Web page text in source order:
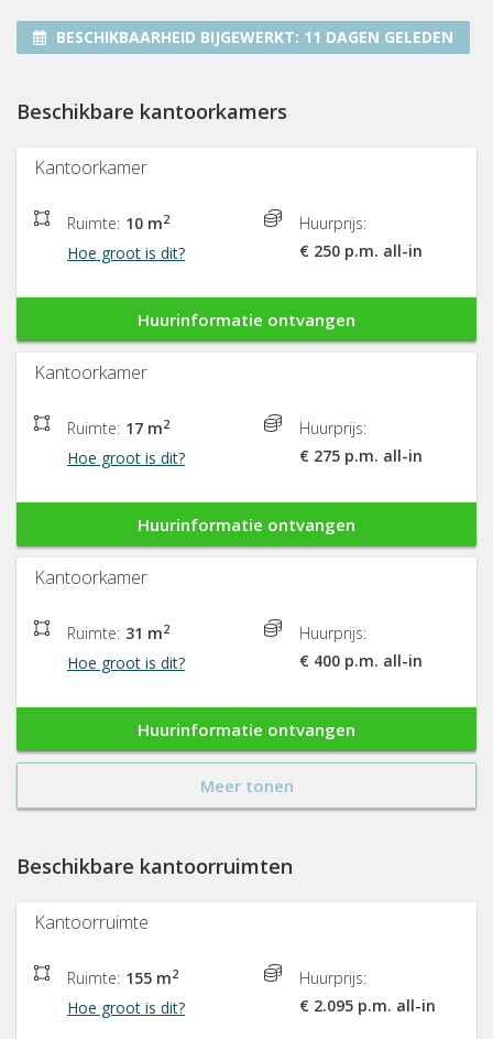
BESCHIKBAARHEID BIJGEWERKT: 11 DAGEN GELEDEN
Beschikbare kantoorkamers
Kantoorkamer
Ruimte: 10 m2
Hoe groot is dit?
Huurprijs:
€ 250 p.m. all-in
Huurinformatie ontvangen
Kantoorkamer
Ruimte: 17 m2
Hoe groot is dit?
Huurprijs:
€ 275 p.m. all-in
Huurinformatie ontvangen
Kantoorkamer
Ruimte: 31 m2
Hoe groot is dit?
Huurprijs:
€ 400 p.m. all-in
Huurinformatie ontvangen
Meer tonen
Beschikbare kantoorruimten
Kantoorruimte
Ruimte: 155 m2
Hoe groot is dit?
Huurprijs:
€ 2.095 p.m. all-in